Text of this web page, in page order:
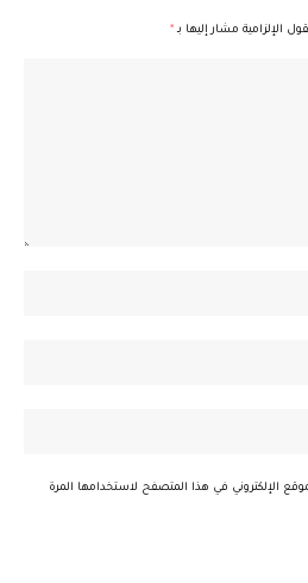
الإلزامية مشار إليها بـ *
الإلكتروني في هذا المتصفح لاستخدامها المرة